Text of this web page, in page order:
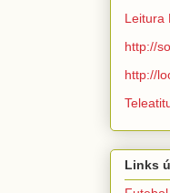
Leitura
http://
http://
Links